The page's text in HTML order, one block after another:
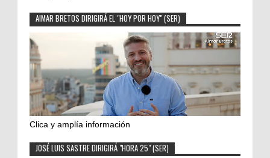
AIMAR BRETOS DIRIGIRÁ EL "HOY POR HOY" (SER)
Clica y amplía información
JOSÉ LUIS SASTRE DIRIGIRÁ "HORA 25" (SER)